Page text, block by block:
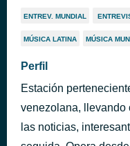
ENTREV. MUNDIAL
MÚSICA LATINA MÚSICA
Perfil
Estación
venezolana, llevando
las noticias,